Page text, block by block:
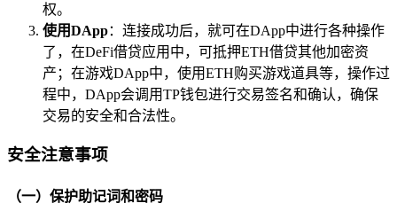
权。
使用DApp：连接成功后，就可在DApp中进行各种操作
了，在DeFi借贷应用中，可抵押ETH借贷其他加密资
产；在游戏DApp中，使用ETH购买游戏道具等，操作过
程中，DApp会调用TP钱包进行交易签名和确认，确保
交易的安全和合法性。
安全注意事项
（一）保护助记词和密码